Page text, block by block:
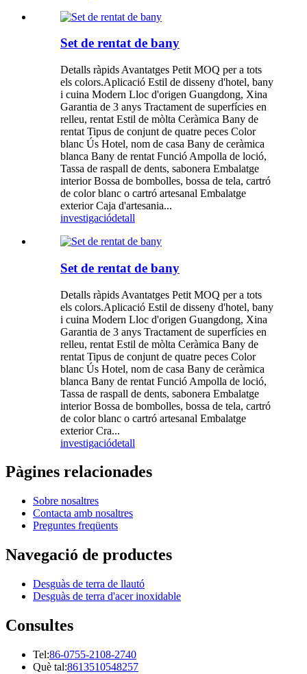
Set de rentat de bany
Detalls ràpids Avantatges Petit MOQ per a tots
els colors.Aplicació Estil de disseny d'hotel, bany
i cuina Modern Lloc d'origen Guangdong, Xina
Garantia de 3 anys Tractament de superfícies en
relleu, rentat Estil de mòlta Ceràmica Bany de
rentat Tipus de conjunt de quatre peces Color
blanc Ús Hotel, nom de casa Bany de ceràmica
blanca Bany de rentat Funció Ampolla de loció,
Tassa de raspall de dents, sabonera Embalatge
interior Bossa de bombolles, bossa de tela, cartró
de color blanc o cartró artesanal Embalatge
exterior Caja d'artesania...
investigaciódetall
Set de rentat de bany
Detalls ràpids Avantatges Petit MOQ per a tots
els colors.Aplicació Estil de disseny d'hotel, bany
i cuina Modern Lloc d'origen Guangdong, Xina
Garantia de 3 anys Tractament de superfícies en
relleu, rentat Estil de mòlta Ceràmica Bany de
rentat Tipus de conjunt de quatre peces Color
blanc Ús Hotel, nom de casa Bany de ceràmica
blanca Bany de rentat Funció Ampolla de loció,
Tassa de raspall de dents, sabonera Embalatge
interior Bossa de bombolles, bossa de tela, cartró
de color blanc o cartró artesanal Embalatge
exterior Cra...
investigaciódetall
Pàgines relacionades
Sobre nosaltres
Contacta amb nosaltres
Preguntes freqüents
Navegació de productes
Desguàs de terra de llautó
Desguàs de terra d'acer inoxidable
Consultes
Tel:86-0755-2108-2740
Què tal:8613510548257